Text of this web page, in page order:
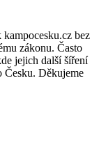
bez
zákonu. Často
jejich další šíření
Česku. Děkujeme